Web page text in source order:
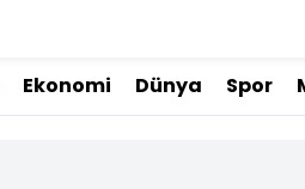
Ekonomi Dünya Spor